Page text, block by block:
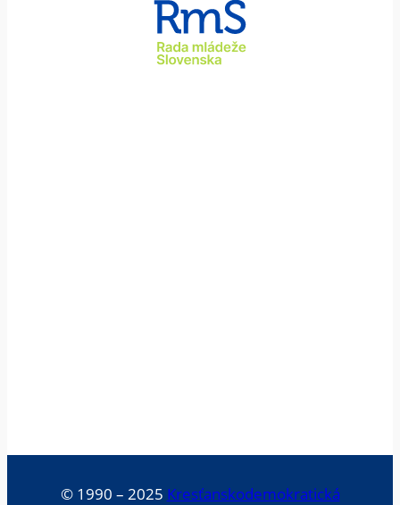
© 1990 – 2025 Kresťanskodemokratická